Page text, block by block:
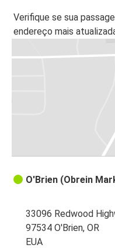
Verifique se sua
endereço mais
O'Brien (Obrein
33096 Redwood
97534 O'Brien, OR
EUA